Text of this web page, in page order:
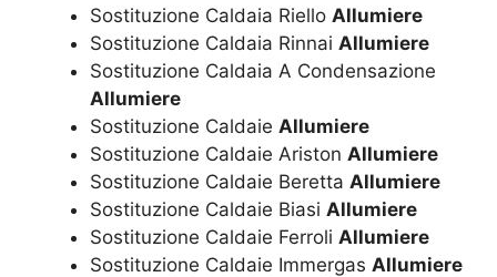
Sostituzione Caldaia Riello Allumiere
Sostituzione Caldaia Rinnai Allumiere
Sostituzione Caldaia A Condensazione
Allumiere
Sostituzione Caldaie Allumiere
Sostituzione Caldaie Ariston Allumiere
Sostituzione Caldaie Beretta Allumiere
Sostituzione Caldaie Biasi Allumiere
Sostituzione Caldaie Ferroli Allumiere
Sostituzione Caldaie Immergas Allumiere